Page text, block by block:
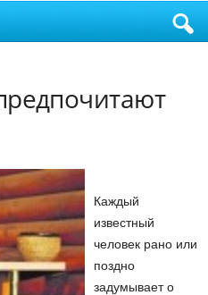
Каждый
известный
человек рано или
поздно
задумывает о